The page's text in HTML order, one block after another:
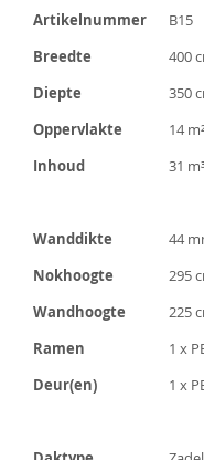
Artikelnummer
B15
Breedte
400
Diepte
350
Oppervlakte
14 m²
Inhoud
31 m³
Wanddikte
44
Nokhoogte
295
Wandhoogte
225
Ramen
1 x
Deur(en)
1 x